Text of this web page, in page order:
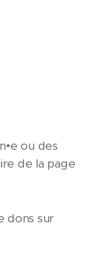
ou des
de la page
dons sur